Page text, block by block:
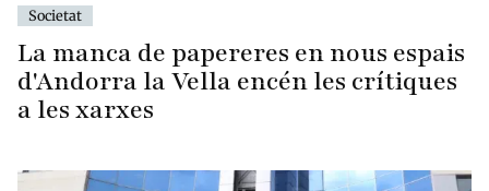
Societat
La manca de papereres en nous espais
d'Andorra la Vella encén les crítiques
a les xarxes